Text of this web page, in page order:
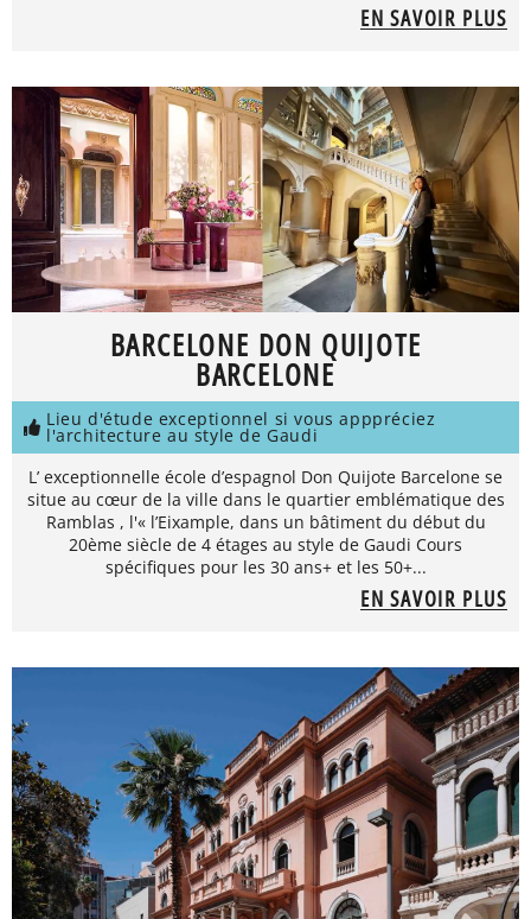
EN SAVOIR PLUS
BARCELONE DON QUIJOTE
BARCELONE
Lieu d'étude exceptionnel si vous apppréciez
l'architecture au style de Gaudi
L’ exceptionnelle école d’espagnol Don Quijote Barcelone se
situe au cœur de la ville dans le quartier emblématique des
Ramblas , l'« l’Eixample, dans un bâtiment du début du
20ème siècle de 4 étages au style de Gaudi Cours
spécifiques pour les 30 ans+ et les 50+...
EN SAVOIR PLUS